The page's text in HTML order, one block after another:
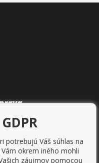
potrebujú Váš súhlas na
okrem iného mohli
záujmov pomocou